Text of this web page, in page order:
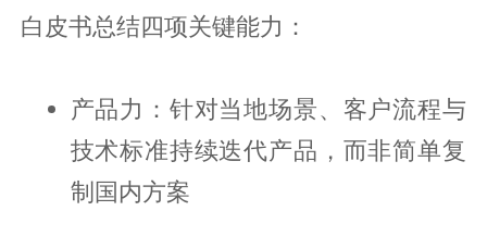
白皮书总结四项关键能力：
产品力：针对当地场景、客户流程与
技术标准持续迭代产品，而非简单复
制国内方案